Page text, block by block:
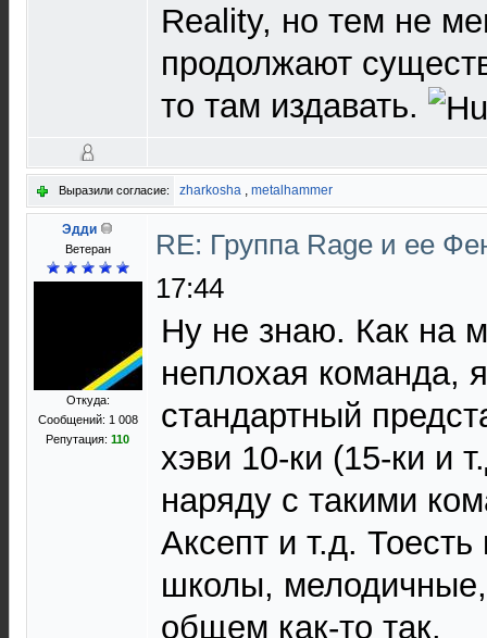
Reality, но тем не
продолжают
то там издавать.
Выразили согласие: zharkosha , metalhammer
Эдди
Ветеран
Откуда:
Сообщений: 1 008
Репутация: 110
RE: Группа Rage и ее
17:44
Ну не знаю. Как на
неплохая команда,
стандартный
хэви 10-ки (15-ки и
наряду с такими
Аксепт и т.д.
школы,
общем как-то так.